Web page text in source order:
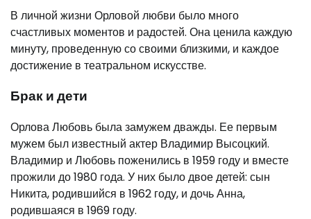
В личной жизни Орловой любви было много
счастливых моментов и радостей. Она ценила каждую
минуту, проведенную со своими близкими, и каждое
достижение в театральном искусстве.
Брак и дети
Орлова Любовь была замужем дважды. Ее первым
мужем был известный актер Владимир Высоцкий.
Владимир и Любовь поженились в 1959 году и вместе
прожили до 1980 года. У них было двое детей: сын
Никита, родившийся в 1962 году, и дочь Анна,
родившаяся в 1969 году.